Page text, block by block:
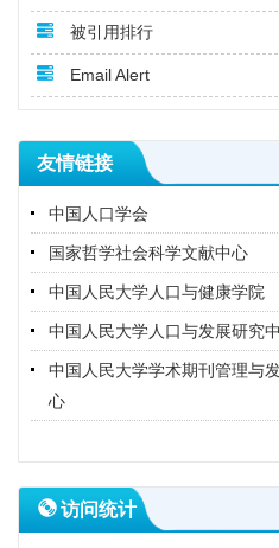
被引用排行
Email Alert
友情链接
中国人口学会
国家哲学社会科学文献中心
中国人民大学人口与健康学院
中国人民大学人口与发展研究
中国人民大学学术期刊管理与
心
访问统计